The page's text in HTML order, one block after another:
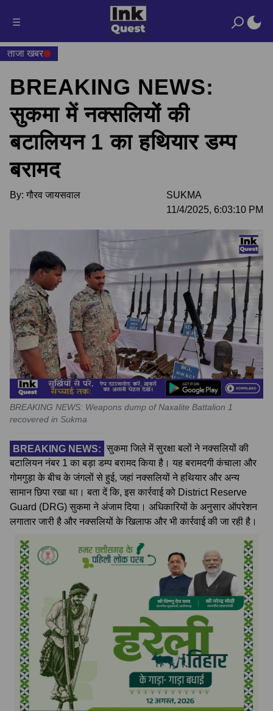
☰
ताजा खबर
BREAKING NEWS:
सुकमा में नक्सलियों की
बटालियन 1 का हथियार डम्प
बरामद
By: गौरव जायसवाल
SUKMA
11/4/2025, 6:03:10 PM
BREAKING NEWS: Weapons dump of Naxalite Battalion 1
recovered in Sukma
BREAKING NEWS: सुकमा जिले में सुरक्षा बलों ने नक्सलियों की
बटालियन नंबर 1 का बड़ा डम्प बरामद किया है। यह बरामदगी कंचाला और
गोमगुड़ा के बीच के जंगलों से हुई, जहां नक्सलियों ने हथियार और अन्य
सामान छिपा रखा था। बता दें कि, इस कार्रवाई को District Reserve
Guard (DRG) सुकमा ने अंजाम दिया। अधिकारियों के अनुसार ऑपरेशन
लगातार जारी है और नक्सलियों के खिलाफ और भी कार्रवाई की जा रही है।